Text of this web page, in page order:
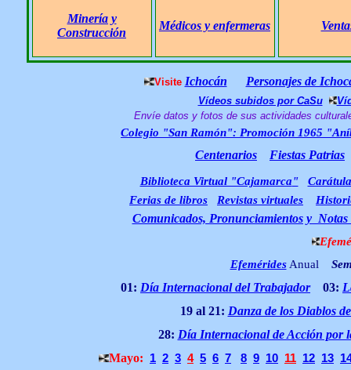
Minería y
Construcción
Médicos y enfermeras
Visite Ichocán Personajes de
Vídeos subidos por CaSu
Envíe datos y fotos de sus actividades
Colegio "San Ramón": Promoción 1965
Centenarios Fiestas Patrias
Biblioteca Virtual "Cajamarca"
Ferias de libros
Revistas virtuales
Comunicados, Pronunciamientos y Notas
EfeméridesAnual
01: Día Internacional del Trabajador 03:
19 al 21: Danza de los Diablos
28: Día Internacional de Acción por
Mayo: 1 2 3 4 5 6 7 8 9 10 11 12 13